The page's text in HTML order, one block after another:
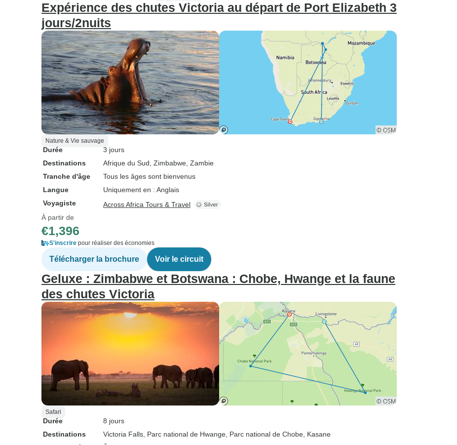
Expérience des chutes Victoria au départ de Port Elizabeth 3
jours/2nuits
Nature & Vie sauvage
Durée
3 jours
Destinations
Afrique du Sud , Zimbabwe , Zambie
Tranche d'âge
Tous les âges sont bienvenus
Langue
Uniquement en : Anglais
Voyagiste
Across Africa Tours & Travel
À partir de
€1,396
S'inscrire pour réaliser des économies
Télécharger la brochure Voir le circuit
Geluxe : Zimbabwe et Botswana : Chobe, Hwange et la faune
des chutes Victoria
Safari
Durée
8 jours
Destinations
Victoria Falls , Parc national de Hwange , Parc national de Chobe , Kasane